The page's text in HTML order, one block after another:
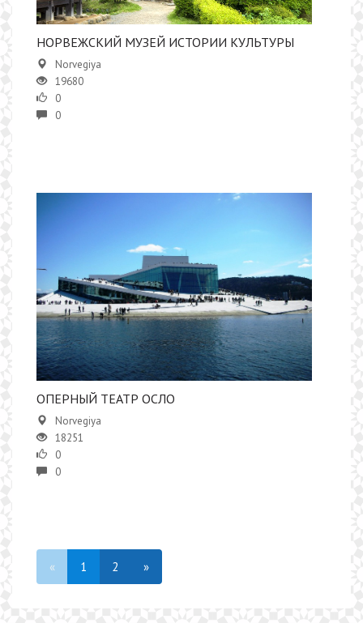
НОРВЕЖСКИЙ МУЗЕЙ ИСТОРИИ КУЛЬТУРЫ
Norvegiya
19680
0
0
ОПЕРНЫЙ ТЕАТР ОСЛО
Norvegiya
18251
0
0
« 1 2 »